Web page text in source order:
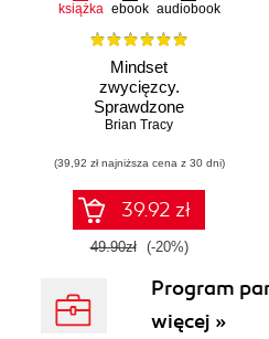
książka ebook audiobook
Mindset
zwycięzcy.
Sprawdzone
strategie na drodze
Brian Tracy
(39,92 zł najniższa cena z 30 dni)
39.92 zł
49.90zł (-20%)
Program
więcej »